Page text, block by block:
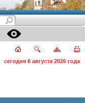
сегодня 6 августа 2026 года